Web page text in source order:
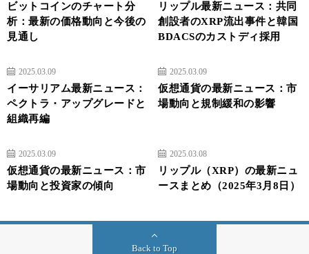
ビットコインのチャート分
析：最新の価格動向と今後の
見通し
リップル最新ニュース：共同
創設者のXRP流出事件と韓国
BDACSのカストディ採用
2025.03.09
イーサリアム最新ニュース：
ペクトラ・アップグレードと
組織再編
2025.03.09
仮想通貨の最新ニュース：市
場動向と規制緩和の影響
2025.03.09
仮想通貨の最新ニュース：市
場動向と投資家の傾向
2025.03.08
リップル（XRP）の最新ニュ
ースまとめ（2025年3月8日）
Back to Top